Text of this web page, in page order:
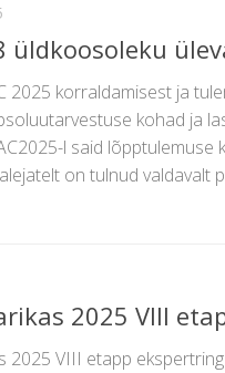
üldkoosoleku
2025 korraldamisest ja
kohad ja
l said lõpptulemuse
on tulnud valdavalt
2025 VIII
2025 VIII etapp